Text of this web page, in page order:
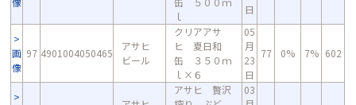
ｌ
日
画
像
97 4901004050465
アサヒ
ビール
クリアアサ
ヒ 夏日和
缶 ３５０ｍ
ｌ×６
05
月
23
日
77 0% 7% 602
アサヒ 贅沢
03